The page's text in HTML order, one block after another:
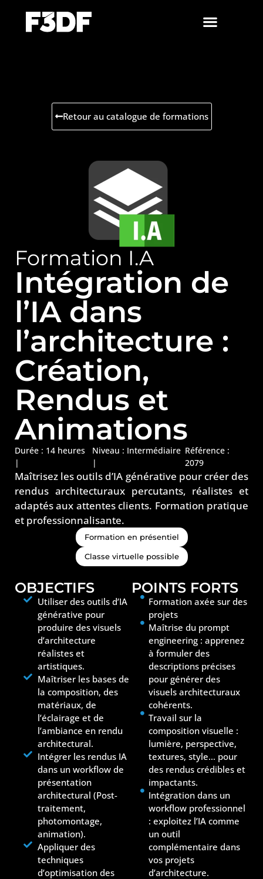
Retour au catalogue de formations
Formation I.A
Intégration de
l’IA dans
l’architecture :
Création,
Rendus et
Animations
Durée : 14 heures
|
Niveau : Intermédiaire
|
Référence :
2079
Maîtrisez les outils d’IA générative pour créer des
rendus architecturaux percutants, réalistes et
adaptés aux attentes clients. Formation pratique
et professionnalisante.
Formation en présentiel
Classe virtuelle possible
OBJECTIFS
Utiliser des outils d’IA
générative pour
produire des visuels
d’architecture
réalistes et
artistiques.
Maîtriser les bases de
la composition, des
matériaux, de
l’éclairage et de
l’ambiance en rendu
architectural.
Intégrer les rendus IA
dans un workflow de
présentation
architectural (Post-
traitement,
photomontage,
animation).
Appliquer des
techniques
d’optimisation des
POINTS FORTS
Formation axée sur des
projets
Maîtrise du prompt
engineering : apprenez
à formuler des
descriptions précises
pour générer des
visuels architecturaux
cohérents.
Travail sur la
composition visuelle :
lumière, perspective,
textures, style… pour
des rendus crédibles et
impactants.
Intégration dans un
workflow professionnel
: exploitez l’IA comme
un outil
complémentaire dans
vos projets
d’architecture.